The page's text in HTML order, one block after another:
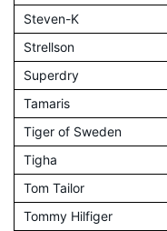
Steven-K
Strellson
Superdry
Tamaris
Tiger of Sweden
Tigha
Tom Tailor
Tommy Hilfiger